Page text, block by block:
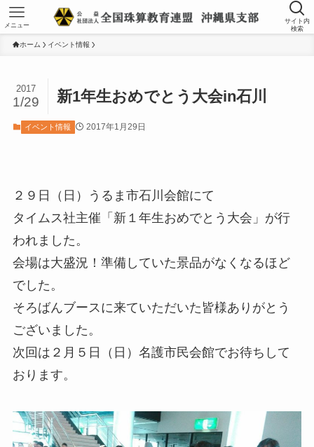
サイト内
検索
メニュー
ホーム イベント情報
新1年生おめでとう大会in石川
2017
1/29
イベント情報 2017年1月29日
２９日（日）うるま市石川会館にて
タイムス社主催「新１年生おめでとう大会」が行
われました。
会場は大盛況！準備していた景品がなくなるほど
でした。
そろばんブースに来ていただいた皆様ありがとう
ございました。
次回は２月５日（日）名護市民会館でお待ちして
おります。